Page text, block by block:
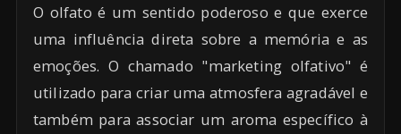
O olfato é um sentido poderoso e que exerce
uma influência direta sobre a memória e as
emoções. O chamado "marketing olfativo" é
utilizado para criar uma atmosfera agradável e
também para associar um aroma específico à